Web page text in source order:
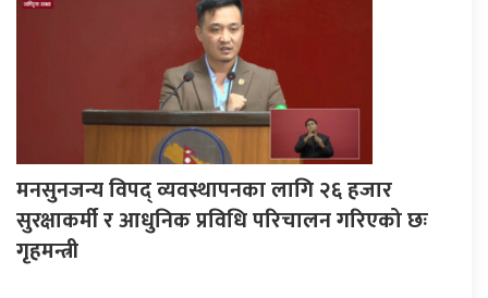
मनसुनजन्य विपद् व्यवस्थापनका लागि २६ हजार
सुरक्षाकर्मी र आधुनिक प्रविधि परिचालन गरिएको छः
गृहमन्त्री